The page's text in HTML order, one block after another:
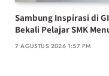
Sambung Inspirasi di
Bekali Pelajar SMK
7 AGUSTUS 2026 1:57 PM